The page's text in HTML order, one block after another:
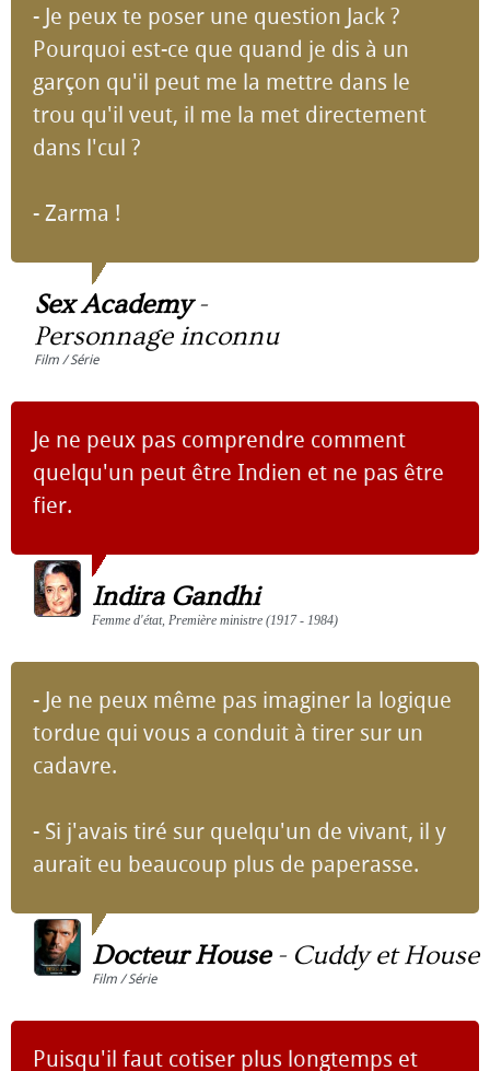
- Je peux te poser une question Jack ?
Pourquoi est-ce que quand je dis à un
garçon qu'il peut me la mettre dans le
trou qu'il veut, il me la met directement
dans l'cul ?
- Zarma !
Sex Academy-
Personnage inconnu
Film / Série
Je ne peux pas comprendre comment
quelqu'un peut être Indien et ne pas être
fier.
Indira Gandhi
Femme d'état, Première ministre (1917 - 1984)
- Je ne peux même pas imaginer la logique
tordue qui vous a conduit à tirer sur un
cadavre.
- Si j'avais tiré sur quelqu'un de vivant, il y
aurait eu beaucoup plus de paperasse.
Docteur House- Cuddy et House
Film / Série
Puisqu'il faut cotiser plus longtemps et